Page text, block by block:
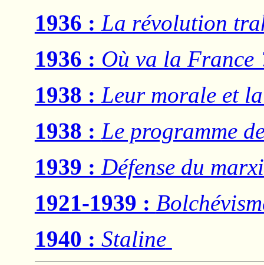
1936 : La révolution
1936 : Où va la France
1938 : Leur morale et
1938 : Le programme
1939 : Défense du
1921-1939 :
1940 : Staline